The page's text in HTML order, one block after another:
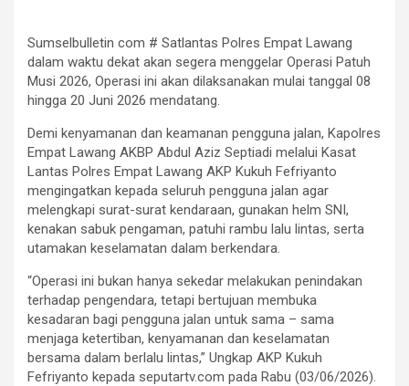
Sumselbulletin com # Satlantas Polres Empat Lawang
dalam waktu dekat akan segera menggelar Operasi Patuh
Musi 2026, Operasi ini akan dilaksanakan mulai tanggal 08
hingga 20 Juni 2026 mendatang.
Demi kenyamanan dan keamanan pengguna jalan, Kapolres
Empat Lawang AKBP Abdul Aziz Septiadi melalui Kasat
Lantas Polres Empat Lawang AKP Kukuh Fefriyanto
mengingatkan kepada seluruh pengguna jalan agar
melengkapi surat-surat kendaraan, gunakan helm SNI,
kenakan sabuk pengaman, patuhi rambu lalu lintas, serta
utamakan keselamatan dalam berkendara.
“Operasi ini bukan hanya sekedar melakukan penindakan
terhadap pengendara, tetapi bertujuan membuka
kesadaran bagi pengguna jalan untuk sama – sama
menjaga ketertiban, kenyamanan dan keselamatan
bersama dalam berlalu lintas,” Ungkap AKP Kukuh
Fefriyanto kepada seputartv.com pada Rabu (03/06/2026).